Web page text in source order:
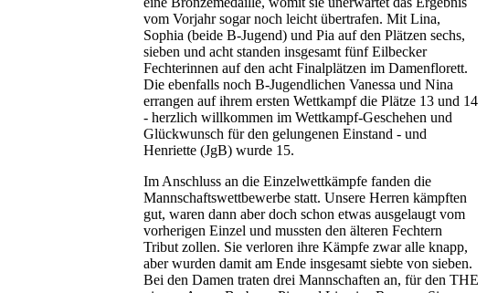
vom Vorjahr sogar noch leicht übertrafen. Mit Lina,
Sophia (beide B-Jugend) und Pia auf den Plätzen sechs,
sieben und acht standen insgesamt fünf Eilbecker
Fechterinnen auf den acht Finalplätzen im Damenflorett.
Die ebenfalls noch B-Jugendlichen Vanessa und Nina
errangen auf ihrem ersten Wettkampf die Plätze 13 und 14
- herzlich willkommen im Wettkampf-Geschehen und
Glückwunsch für den gelungenen Einstand - und
Henriette (JgB) wurde 15.
Im Anschluss an die Einzelwettkämpfe fanden die
Mannschaftswettbewerbe statt. Unsere Herren kämpften
gut, waren dann aber doch schon etwas ausgelaugt vom
vorherigen Einzel und mussten den älteren Fechtern
Tribut zollen. Sie verloren ihre Kämpfe zwar alle knapp,
aber wurden damit am Ende insgesamt siebte von sieben.
Bei den Damen traten drei Mannschaften an, für den THE